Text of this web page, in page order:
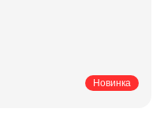
Новинка